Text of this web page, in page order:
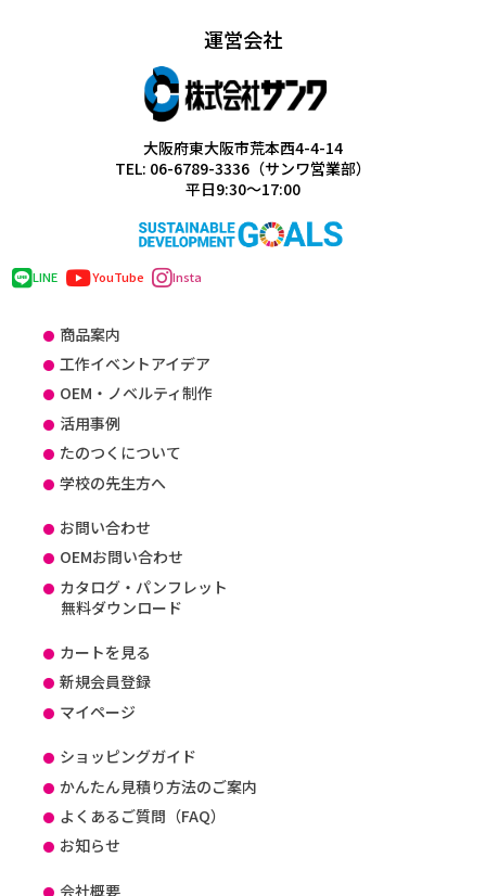
運営会社
大阪府東大阪市荒本西4-4-14
TEL: 06-6789-3336（サンワ営業部）
平日9:30～17:00
LINE YouTube Insta
商品案内
工作イベントアイデア
OEM・ノベルティ制作
活用事例
たのつくについて
学校の先生方へ
お問い合わせ
OEMお問い合わせ
カタログ・パンフレット
無料ダウンロード
カートを見る
新規会員登録
マイページ
ショッピングガイド
かんたん見積り方法のご案内
よくあるご質問（FAQ）
お知らせ
会社概要